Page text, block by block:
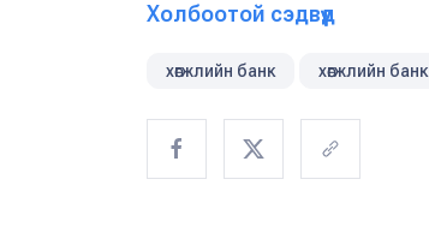
Холбоотой сэдвүүд
хөгжлийн банк хөгжлийн